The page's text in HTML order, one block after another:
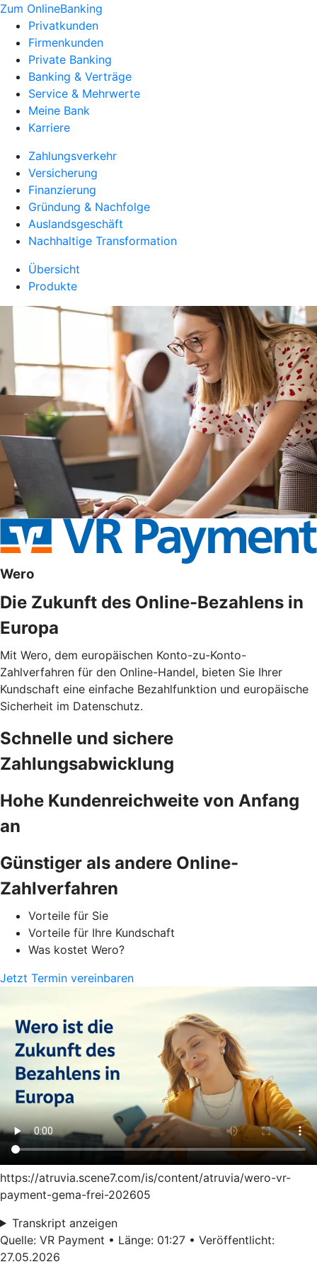
Zum OnlineBanking
Privatkunden
Firmenkunden
Private Banking
Banking & Verträge
Service & Mehrwerte
Meine Bank
Karriere
Zahlungsverkehr
Versicherung
Finanzierung
Gründung & Nachfolge
Auslandsgeschäft
Nachhaltige Transformation
Übersicht
Produkte
Wero
Die Zukunft des Online-Bezahlens in
Europa
Mit Wero, dem europäischen Konto-zu-Konto-
Zahlverfahren für den Online-Handel, bieten Sie Ihrer
Kundschaft eine einfache Bezahlfunktion und europäische
Sicherheit im Datenschutz.
Schnelle und sichere
Zahlungsabwicklung
Hohe Kundenreichweite von Anfang
an
Günstiger als andere Online-
Zahlverfahren
Vorteile für Sie
Vorteile für Ihre Kundschaft
Was kostet Wero?
Jetzt Termin vereinbaren
https://atruvia.scene7.com/is/content/atruvia/wero-vr-
payment-gema-frei-202605
Transkript anzeigen
Quelle: VR Payment • Länge: 01:27 • Veröffentlicht:
27.05.2026